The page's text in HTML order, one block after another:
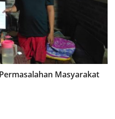
Masyarakat